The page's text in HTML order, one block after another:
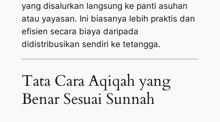
yang disalurkan langsung ke panti asuhan
atau yayasan. Ini biasanya lebih praktis dan
efisien secara biaya daripada
didistribusikan sendiri ke tetangga.
Tata Cara Aqiqah yang
Benar Sesuai Sunnah